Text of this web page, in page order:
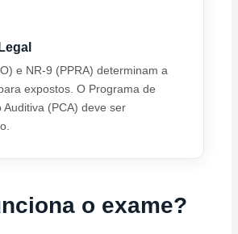
e NR-9 (PPRA) determinam a
expostos. O Programa de
Auditiva (PCA) deve ser
o exame?